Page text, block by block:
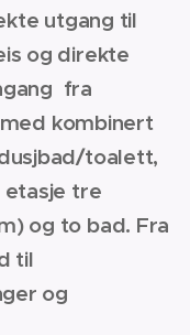
utgang til
og direkte
fra
kombinert
toalett,
etasje tre
og to bad. Fra
til
og